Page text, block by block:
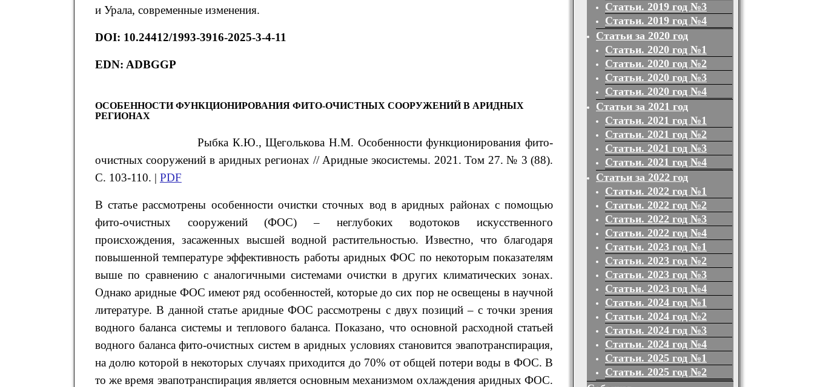
и Урала, современные изменения.
DOI: 10.24412/1993-3916-2025-3-4-11
EDN: ADBGGP
ОСОБЕННОСТИ ФУНКЦИОНИРОВАНИЯ ФИТО-ОЧИСТНЫХ СООРУЖЕНИЙ В АРИДНЫХ
РЕГИОНАХ
Рыбка К.Ю., Щеголькова Н.М. Особенности функционирования фито-
очистных сооружений в аридных регионах // Аридные экосистемы. 2021. Том 27. № 3 (88).
С. 103-110. | PDF
В статье рассмотрены особенности очистки сточных вод в аридных районах с помощью
фито-очистных сооружений (ФОС) – неглубоких водотоков искусственного
происхождения, засаженных высшей водной растительностью. Известно, что благодаря
повышенной температуре эффективность работы аридных ФОС по некоторым показателям
выше по сравнению с аналогичными системами очистки в других климатических зонах.
Однако аридные ФОС имеют ряд особенностей, которые до сих пор не освещены в научной
литературе. В данной статье аридные ФОС рассмотрены с двух позиций – с точки зрения
водного баланса системы и теплового баланса. Показано, что основной расходной статьей
водного баланса фито-очистных систем в аридных условиях становится эвапотранспирация,
на долю которой в некоторых случаях приходится до 70% от общей потери воды в ФОС. В
то же время эвапотранспирация является основным механизмом охлаждения аридных ФОС.
Статьи. 2019 год №3
Статьи. 2019 год №4
Статьи за 2020 год
Статьи. 2020 год №1
Статьи. 2020 год №2
Статьи. 2020 год №3
Статьи. 2020 год №4
Статьи за 2021 год
Статьи. 2021 год №1
Статьи. 2021 год №2
Статьи. 2021 год №3
Статьи. 2021 год №4
Статьи за 2022 год
Статьи. 2022 год №1
Статьи. 2022 год №2
Статьи. 2022 год №3
Статьи. 2022 год №4
Статьи. 2023 год №1
Статьи. 2023 год №2
Статьи. 2023 год №3
Статьи. 2023 год №4
Статьи. 2024 год №1
Статьи. 2024 год №2
Статьи. 2024 год №3
Статьи. 2024 год №4
Статьи. 2025 год №1
Статьи. 2025 год №2